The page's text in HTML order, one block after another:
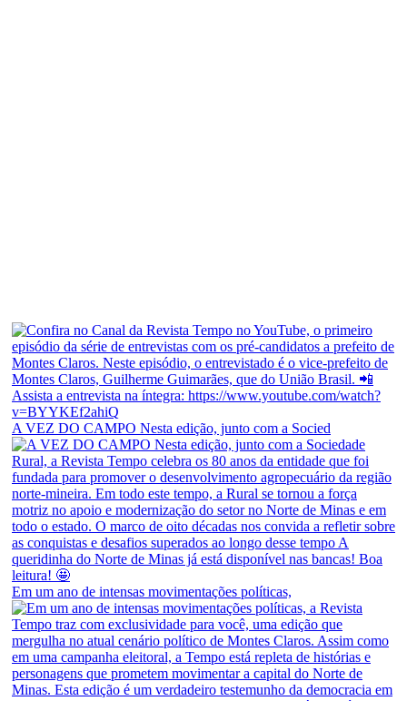
A VEZ DO CAMPO Nesta edição, junto com a Socied
Em um ano de intensas movimentações políticas,